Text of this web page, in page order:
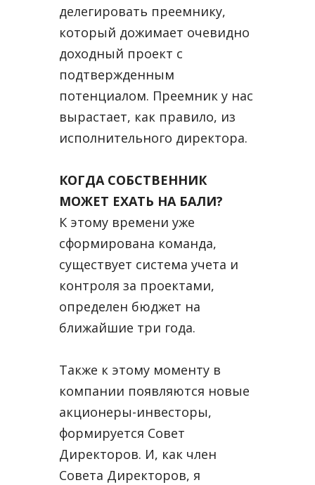
делегировать преемнику,
который дожимает очевидно
доходный проект с
подтвержденным
потенциалом. Преемник у нас
вырастает, как правило, из
исполнительного директора.
КОГДА СОБСТВЕННИК
МОЖЕТ ЕХАТЬ НА БАЛИ?
К этому времени уже
сформирована команда,
существует система учета и
контроля за проектами,
определен бюджет на
ближайшие три года.
Также к этому моменту в
компании появляются новые
акционеры-инвесторы,
формируется Совет
Директоров. И, как член
Совета Директоров, я